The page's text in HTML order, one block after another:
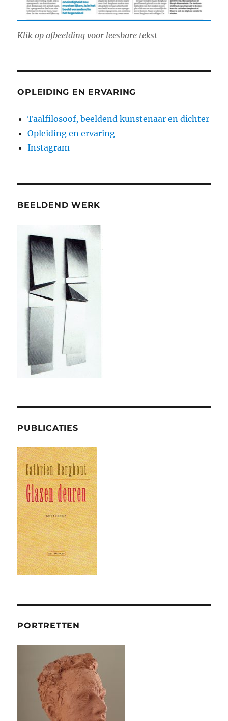
Klik op afbeelding voor leesbare tekst
OPLEIDING EN ERVARING
Taalfilosoof, beeldend kunstenaar en dichter
Opleiding en ervaring
Instagram
BEELDEND WERK
PUBLICATIES
PORTRETTEN